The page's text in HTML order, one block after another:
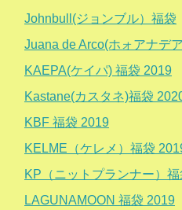
Johnbull(ジョンブル）福袋
Juana de Arco(ホォアナデ
KAEPA(ケイパ) 福袋 2019
Kastane(カスタネ)福袋
KBF 福袋 2019
KELME（ケレメ）福袋
KP（ニットプランナー）福
LAGUNAMOON 福袋 2019